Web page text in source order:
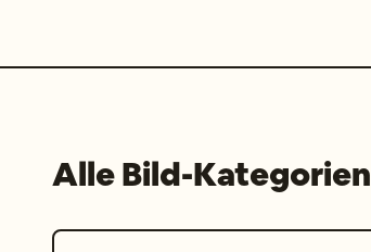
Alle Bild-Kategorien